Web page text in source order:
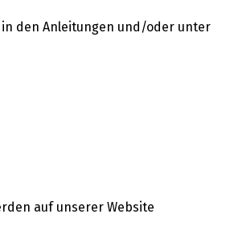
den Anleitungen und/oder unter
auf unserer Website